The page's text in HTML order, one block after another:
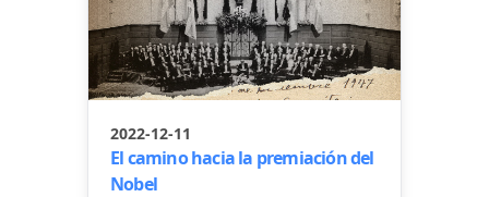
2022-12-11
El camino hacia la premiación del
Nobel